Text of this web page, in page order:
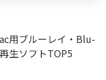
用ブルーレイ・Blu-
生ソフトTOP5